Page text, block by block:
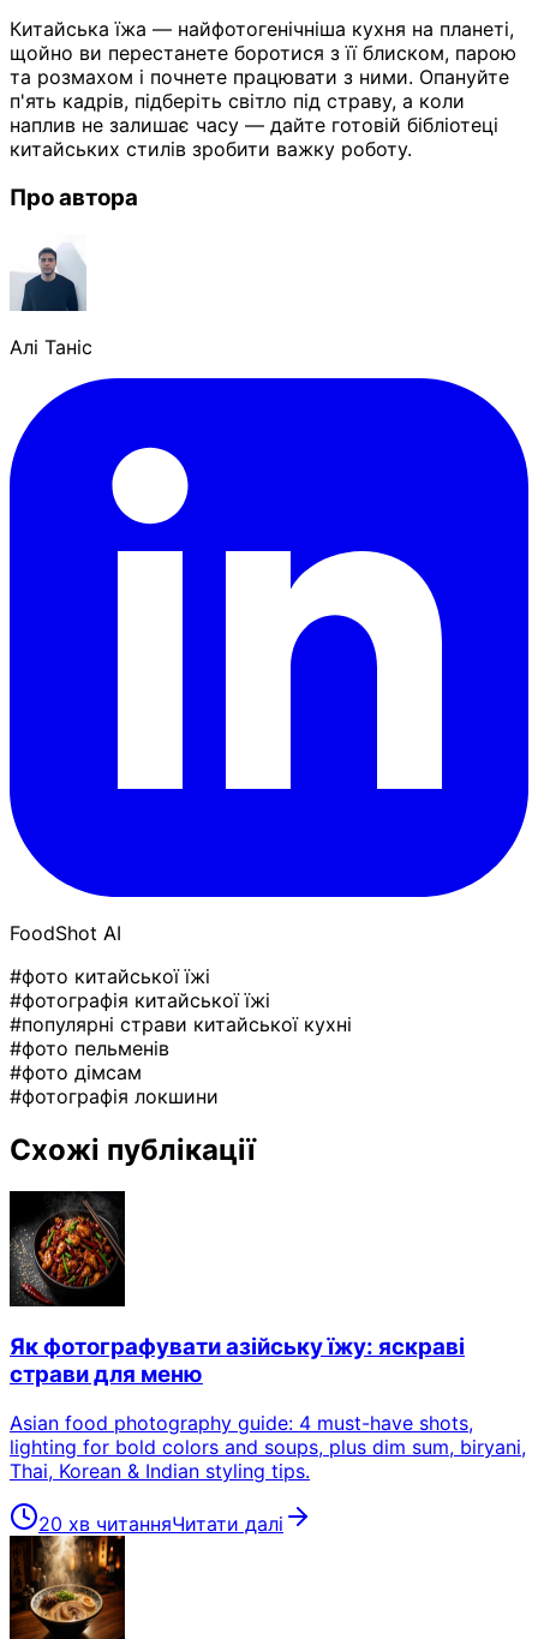
Китайська їжа — найфотогенічніша кухня на планеті,
щойно ви перестанете боротися з її блиском, парою
та розмахом і почнете працювати з ними. Опануйте
п'ять кадрів, підберіть світло під страву, а коли
наплив не залишає часу — дайте готовій бібліотеці
китайських стилів зробити важку роботу.
Про автора
Алі Таніс
FoodShot AI
#фото китайської їжі
#фотографія китайської їжі
#популярні страви китайської кухні
#фото пельменів
#фото дімсам
#фотографія локшини
Схожі публікації
Як фотографувати азійську їжу: яскраві
страви для меню
Asian food photography guide: 4 must-have shots,
lighting for bold colors and soups, plus dim sum, biryani,
Thai, Korean & Indian styling tips.
20 хв читанняЧитати далі